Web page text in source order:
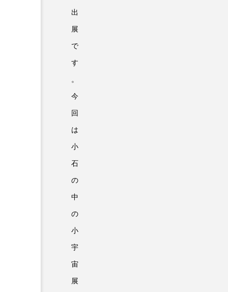
不知火美術館にて高校生とワークショップ開催！
出
展
で
す
。
今
回
は
小
石
の
中
の
小
宇
宙
展